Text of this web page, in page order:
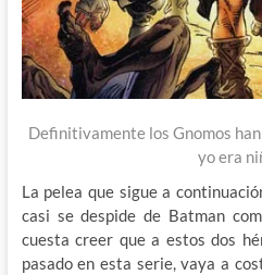
Definitivamente los Gnomos
yo era
La pelea que sigue a
casi se despide de Batman
cuesta creer que a estos dos
pasado en esta serie, vaya a